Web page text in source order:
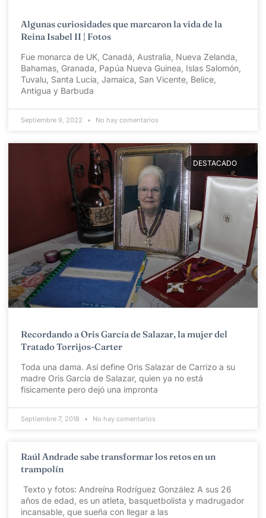
Algunas curiosidades que marcaron la vida de la
Reina Isabel II | Fotos
Fue monarca de UK, Canadá, Australia, Nueva Zelanda,
Bahamas, Granada, Papúa Nueva Guinea, Islas Salomón,
Tuvalu, Santa Lucía, Jamaica, San Vicente, Belice,
Antigua y Barbuda
Septiembre 9, 2022 No hay comentarios
DESTACADO
Recordando a Oris García de Salazar, la mujer del
Tratado Torrijos-Carter
Toda una dama. Así define Oris Salazar de Carrizo a su
madre Oris García de Salazar, quien ya no está
físicamente pero dejó una impronta
Septiembre 7, 2018 No hay comentarios
Raúl Andrade sabe transformar los retos en un
trampolín
Texto y fotos: Andreína Rodríguez González A sus 26
años de edad, es un atleta, basquetbolista y madrugador
incansable, que sueña con llegar a las